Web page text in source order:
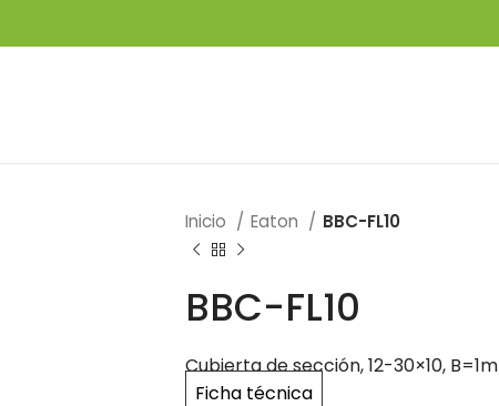
Inicio Eaton BBC-FL10
BBC-FL10
Cubierta de sección, 12-30×10, B=1m
Ficha técnica